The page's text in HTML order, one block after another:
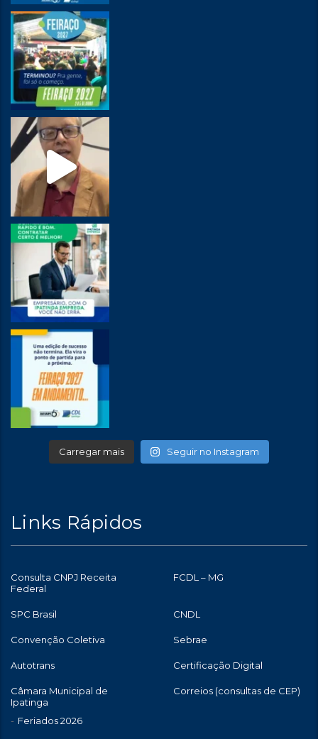
Carregar mais Seguir no Instagram
Links Rápidos
Consulta CNPJ Receita
Federal
FCDL – MG
SPC Brasil CNDL
Convenção Coletiva Sebrae
Autotrans Certificação Digital
Câmara Municipal de
Ipatinga
Feriados 2026
Correios (consultas de CEP)